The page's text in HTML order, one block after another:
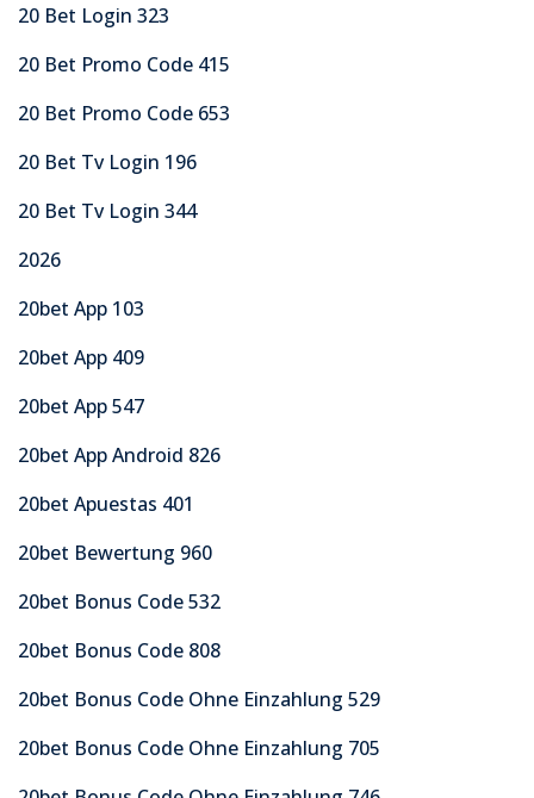
20 Bet Login 323
20 Bet Promo Code 415
20 Bet Promo Code 653
20 Bet Tv Login 196
20 Bet Tv Login 344
2026
20bet App 103
20bet App 409
20bet App 547
20bet App Android 826
20bet Apuestas 401
20bet Bewertung 960
20bet Bonus Code 532
20bet Bonus Code 808
20bet Bonus Code Ohne Einzahlung 529
20bet Bonus Code Ohne Einzahlung 705